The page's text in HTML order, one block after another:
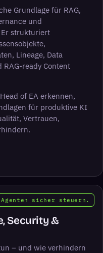
Grundlage für RAG,
und
strukturiert
Lineage, Data
ready Content
of EA erkennen,
für produktive KI
Vertrauen,
Agenten sicher steuern.
Security &
– und wie verhindern